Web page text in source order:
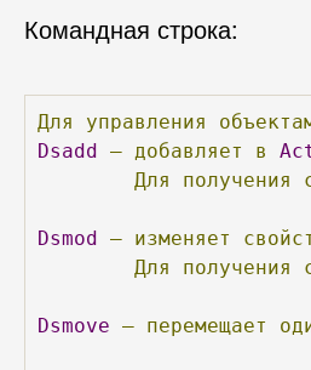
Командная строка:
Для управления
Dsadd – добавляет в
Для
получения
Dsmod – изменяет
Для
получения
Dsmove – перемещает